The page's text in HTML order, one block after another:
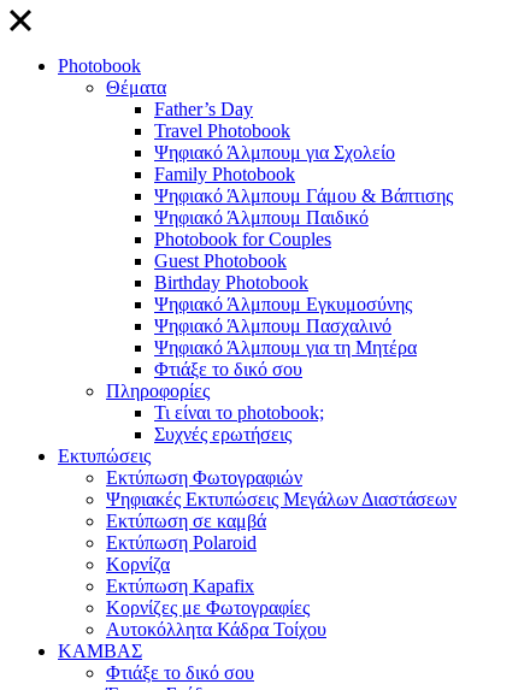
close
Photobook
Θέματα
Father’s Day
Travel Photobook
Ψηφιακό Άλμπουμ για Σχολείο
Family Photobook
Ψηφιακό Άλμπουμ Γάμου & Βάπτισης
Ψηφιακό Άλμπουμ Παιδικό
Photobook for Couples
Guest Photobook
Birthday Photobook
Ψηφιακό Άλμπουμ Εγκυμοσύνης
Ψηφιακό Άλμπουμ Πασχαλινό
Ψηφιακό Άλμπουμ για τη Μητέρα
Φτιάξε το δικό σου
Πληροφορίες
Τι είναι το photobook;
Συχνές ερωτήσεις
Εκτυπώσεις
Εκτύπωση Φωτογραφιών
Ψηφιακές Εκτυπώσεις Μεγάλων Διαστάσεων
Εκτύπωση σε καμβά
Εκτύπωση Polaroid
Κορνίζα
Εκτύπωση Kapafix
Κορνίζες με Φωτογραφίες
Αυτοκόλλητα Κάδρα Τοίχου
ΚΑΜΒΑΣ
Φτιάξε το δικό σου